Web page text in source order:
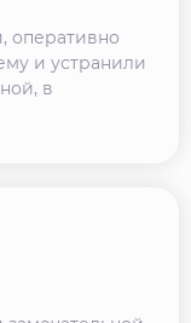
оперативно
и устранили
в